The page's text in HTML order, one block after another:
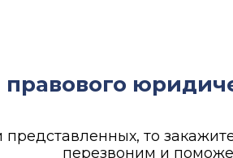
правового
то
перезвоним и